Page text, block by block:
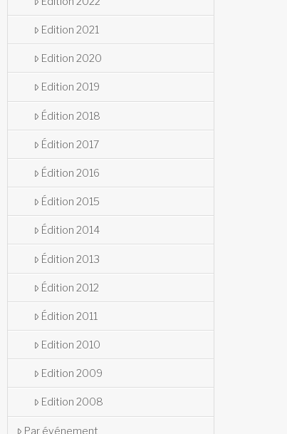
Edition 2021
Edition 2020
Edition 2019
Édition 2018
Édition 2017
Édition 2016
Édition 2015
Édition 2014
Édition 2013
Édition 2012
Édition 2011
Edition 2010
Edition 2009
Edition 2008
Par événement